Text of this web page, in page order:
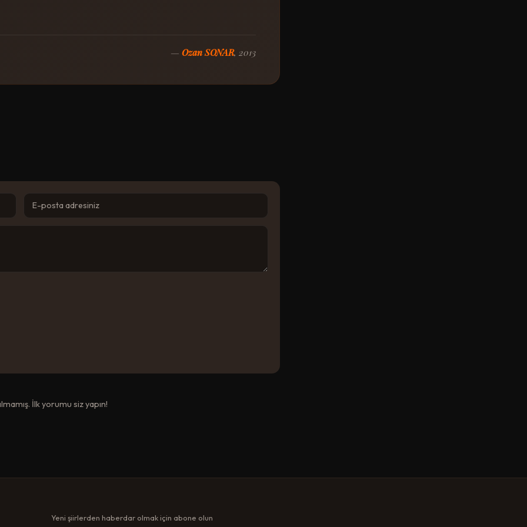
— Ozan SONAR, 2013
İlk yorumu siz yapın!
Yeni şiirlerden haberdar olmak için abone olun